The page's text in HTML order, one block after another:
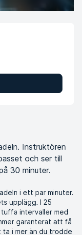
Instruktören
och ser till
30 minuter.
i ett par minuter.
upplägg. I 25
intervaller med
garanterat att få
i mer än du trodde